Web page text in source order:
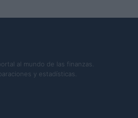
al mundo de las finanzas.
y estadísticas.